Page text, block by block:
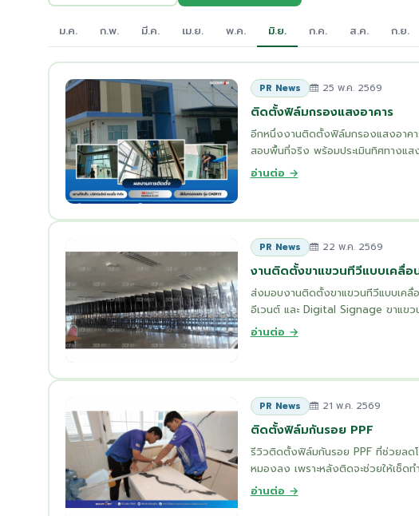
ม.ค. ก.พ. มี.ค. เม.ย. พ.ค. มิ.ย. ก.ค. ส.ค. ก.ย.
PR News 25 พ.ค. 2569
ติดตั้งฟิล์มกรองแสงอาคาร
อีกหนึ่งงานติดตั้งฟิล์มกรองแสงอาค
สอบพื้นที่จริง พร้อมประเมินทิศทางแสง
อ่านต่อ →
PR News 22 พ.ค. 2569
งานติดตั้งขาแขวนทีวีแบบเคลื่อ
ส่งมอบงานติดตั้งขาแขวนทีวีแบบเค
อีเวนต์ และ Digital Signage ขาแขว
อ่านต่อ →
PR News 21 พ.ค. 2569
ติดตั้งฟิล์มกันรอย PPF
รีวิวติดตั้งฟิล์มกันรอย PPF ที่ช่วยลด
หมองลง เพราะหลังติดจะช่วยให้เช็ดทำ
อ่านต่อ →